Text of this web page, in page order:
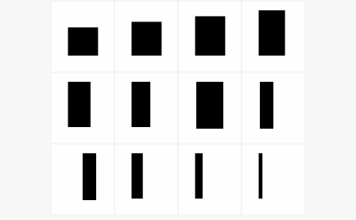
▅
▆